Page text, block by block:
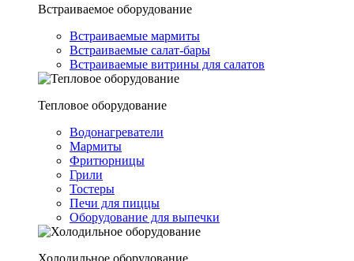
Встраиваемое оборудование
Встраиваемые мармиты
Встраиваемые салат-бары
Встраиваемые витрины для салатов
Тепловое оборудование
Водонагреватели
Мармиты
Фритюрницы
Грили
Тостеры
Печи для пиццы
Оборудование для выпечки
Холодильное оборудование